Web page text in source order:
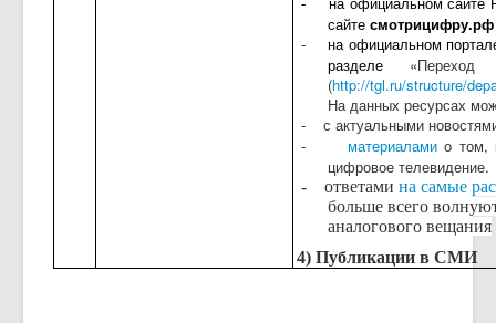
-
сайтесмотрицифру.рф
-
на официальном
разделе
(http://tgl.ru/structure/
На данных ресурсах
- с актуальными
- материаламио том,
цифровое телевидение.
- ответамина самые
больше всего
аналогового вещания
4) Публикации в СМИ